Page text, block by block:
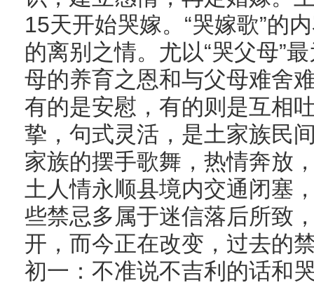
15天开始哭嫁。“哭嫁歌”的
的离别之情。尤以“哭父母”
母的养育之恩和与父母难舍
有的是安慰，有的则是互相
挚，句式灵活，是土家族民
家族的摆手歌舞，热情奔放
土人情永顺县境内交通闭塞
些禁忌多属于迷信落后所致
开，而今正在改变，过去的
初一：不准说不吉利的话和